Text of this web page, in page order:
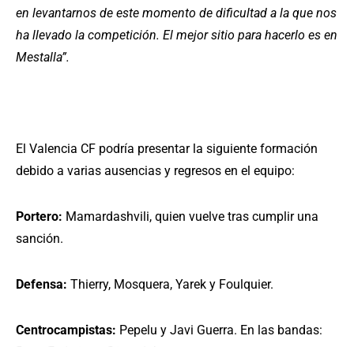
en levantarnos de este momento de dificultad a la que nos
ha llevado la competición. El mejor sitio para hacerlo es en
Mestalla”.
El Valencia CF podría presentar la siguiente formación
debido a varias ausencias y regresos en el equipo:
Portero: Mamardashvili, quien vuelve tras cumplir una
sanción.
Defensa: Thierry, Mosquera, Yarek y Foulquier.
Centrocampistas: Pepelu y Javi Guerra. En las bandas: